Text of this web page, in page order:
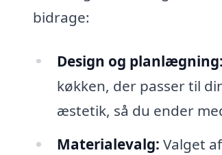
bidrage:
Design og planlægning:
køkken, der passer til
æstetik, så du ender
Materialevalg: Valget